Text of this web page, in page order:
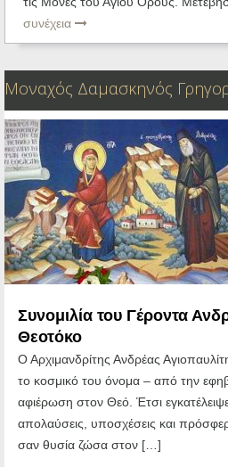
συνέχεια
Μοναχός Δαμασκηνός
Συνομιλία του Γέροντα
Θεοτόκο
Ο Αρχιμανδρίτης Ανδρέας
το κοσμικό του όνομα – από την
αφιέρωση στον Θεό. Έτσι εγκατέλειψε
απολαύσεις, υποσχέσεις και
σαν θυσία ζώσα στον […]